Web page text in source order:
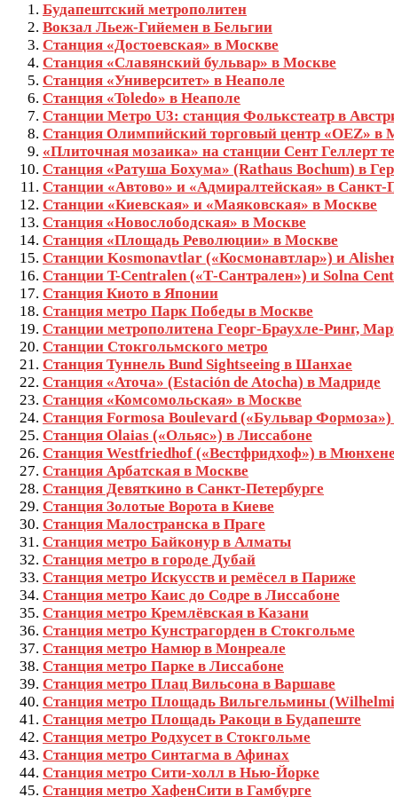
Будапештский метрополитен
Вокзал Льеж-Гийемен в Бельгии
Станция «Достоевская» в Москве
Станция «Славянский бульвар» в Москве
Станция «Университет» в Неаполе
Станция «Toledo» в Неаполе
Станции Метро U3: станция Фолькстеатр в
Станция Олимпийский торговый центр «OEZ» в
«Плиточная мозаика» на станции Сент Геллерт
Станция «Ратуша Бохума» (Rathaus Bochum) в
Станции «Автово» и «Адмиралтейская» в Санкт-
Станции «Киевская» и «Маяковская» в Москве
Станция «Новослободская» в Москве
Станция «Площадь Революции» в Москве
Станции Kosmonavtlar («Космонавтлар») и
Станции T-Centralen («Т-Сантрален») и Solna
Станция Киото в Японии
Станция метро Парк Победы в Москве
Станции метрополитена Георг-Браухле-Ринг,
Станции Стокгольмского метро
Станция Туннель Bund Sightseeing в Шанхае
Станция «Аточа» (Estación de Atocha) в Мадриде
Станция «Комсомольская» в Москве
Станция Formosa Boulevard («Бульвар Формоза»)
Станция Olaias («Ольяс») в Лиссабоне
Станция Westfriedhof («Вестфридхоф») в Мюнхене
Станция Арбатская в Москве
Станция Девяткино в Санкт-Петербурге
Станция Золотые Ворота в Киеве
Станция Малостранска в Праге
Станция метро Байконур в Алматы
Станция метро в городе Дубай
Станция метро Искусств и ремёсел в Париже
Станция метро Каис до Содре в Лиссабоне
Станция метро Кремлёвская в Казани
Станция метро Кунстрагорден в Стокгольме
Станция метро Намюр в Монреале
Станция метро Парке в Лиссабоне
Станция метро Плац Вильсона в Варшаве
Станция метро Площадь Вильгельмины
Станция метро Площадь Ракоци в Будапеште
Станция метро Родхусет в Стокгольме
Станция метро Синтагма в Афинах
Станция метро Сити-холл в Нью-Йорке
Станция метро ХафенСити в Гамбурге